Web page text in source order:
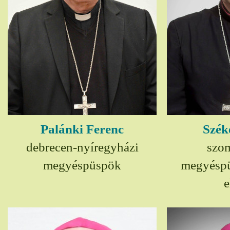
Palánki Ferenc
debrecen-nyíregyházi
megyéspüspök